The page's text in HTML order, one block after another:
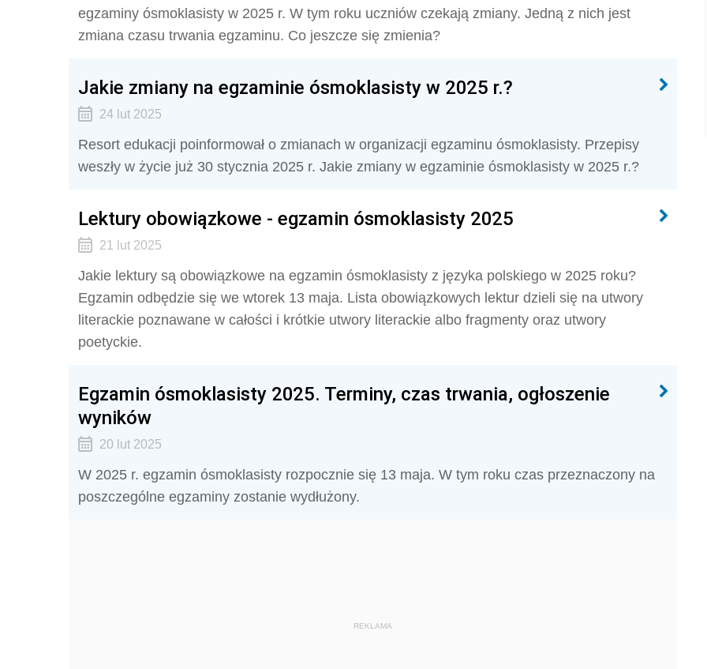
egzaminy ósmoklasisty w 2025 r. W tym roku uczniów czekają zmiany. Jedną z nich jest
zmiana czasu trwania egzaminu. Co jeszcze się zmienia?
Jakie zmiany na egzaminie ósmoklasisty w 2025 r.?
24 lut 2025
Resort edukacji poinformował o zmianach w organizacji egzaminu ósmoklasisty. Przepisy
weszły w życie już 30 stycznia 2025 r. Jakie zmiany w egzaminie ósmoklasisty w 2025 r.?
Lektury obowiązkowe - egzamin ósmoklasisty 2025
21 lut 2025
Jakie lektury są obowiązkowe na egzamin ósmoklasisty z języka polskiego w 2025 roku?
Egzamin odbędzie się we wtorek 13 maja. Lista obowiązkowych lektur dzieli się na utwory
literackie poznawane w całości i krótkie utwory literackie albo fragmenty oraz utwory
poetyckie.
Egzamin ósmoklasisty 2025. Terminy, czas trwania, ogłoszenie
wyników
20 lut 2025
W 2025 r. egzamin ósmoklasisty rozpocznie się 13 maja. W tym roku czas przeznaczony na
poszczególne egzaminy zostanie wydłużony.
REKLAMA